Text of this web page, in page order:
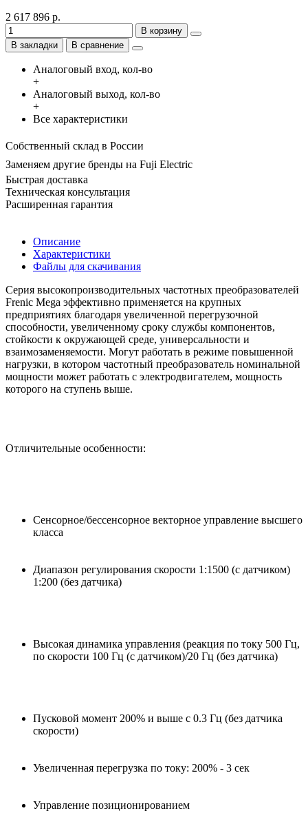
2 617 896 р.
В корзину
В закладки
В сравнение
Аналоговый вход, кол-во
+
Аналоговый выход, кол-во
+
Все характеристики
Собственный склад в России
Заменяем другие бренды на Fuji Electric
Быстрая доставка
Техническая консультация
Расширенная гарантия
Описание
Характеристики
Файлы для скачивания
Серия высокопроизводительных частотных преобразователей
Frenic Mega эффективно применяется на крупных
предприятиях благодаря увеличенной перегрузочной
способности, увеличенному сроку службы компонентов,
стойкости к окружающей среде, универсальности и
взаимозаменяемости. Могут работать в режиме повышенной
нагрузки, в котором частотный преобразователь номинальной
мощности может работать с электродвигателем, мощность
которого на ступень выше.
Отличительные особенности:
Сенсорное/бессенсорное векторное управление высшего
класса
Диапазон регулирования скорости 1:1500 (c датчиком)
1:200 (без датчика)
Высокая динамика управления (реакция по току 500 Гц,
по скорости 100 Гц (с датчиком)/20 Гц (без датчика)
Пусковой момент 200% и выше с 0.3 Гц (без датчика
скорости)
Увеличенная перегрузка по току: 200% - 3 сек
Управление позиционированием